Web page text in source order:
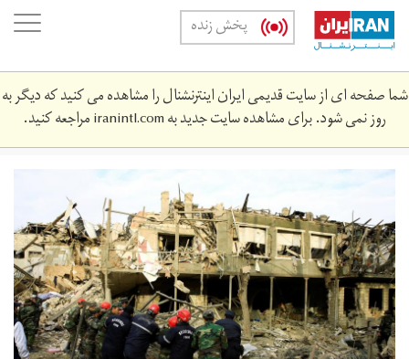
Skip
main
content
پخش زنده
شما صفحه ای از سایت قدیمی ایران اینترنشنال را مشاهده می کنید که دیگر به
روز نمی شود. برای مشاهده سایت جدید بهiranintl.comمراجعه کنید.
2020-
10-
azerbaijan.jpg